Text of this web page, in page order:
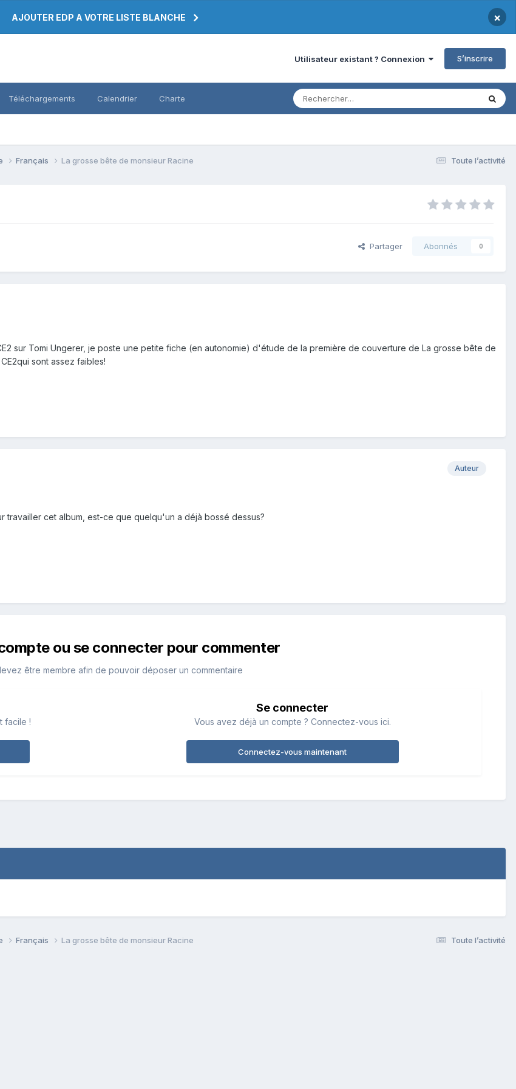
AJOUTER EDP A VOTRE LISTE BLANCHE ×
Utilisateur existant ? Connexion S’inscrire
Téléchargements Calendrier Charte
Toute l’activité
Français La grosse bête de monsieur Racine
Partager Abonnés 0
sur Tomi Ungerer, je poste une petite fiche (en autonomie) d'étude de la première de couverture de La grosse bête de
sont assez faibles!
Auteur
cet album, est-ce que quelqu'un a déjà bossé dessus?
ou se connecter pour commenter
être membre afin de pouvoir déposer un commentaire
facile !
Se connecter
Vous avez déjà un compte ? Connectez-vous ici.
Connectez-vous maintenant
Toute l’activité
Français La grosse bête de monsieur Racine